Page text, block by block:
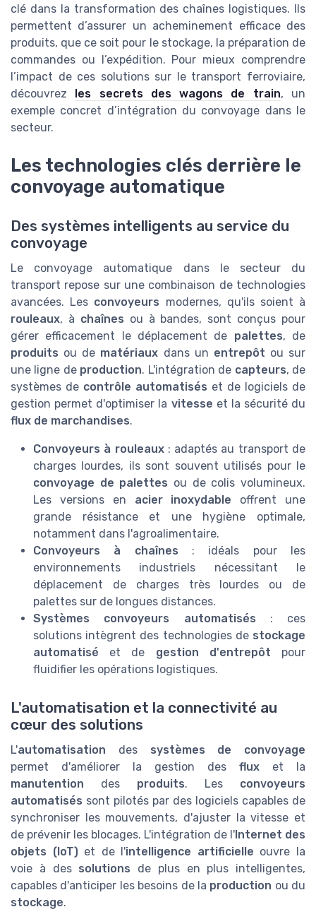
clé dans la transformation des chaînes logistiques. Ils
permettent d’assurer un acheminement efficace des
produits, que ce soit pour le stockage, la préparation de
commandes ou l’expédition. Pour mieux comprendre
l’impact de ces solutions sur le transport ferroviaire,
découvrez les secrets des wagons de train, un
exemple concret d’intégration du convoyage dans le
secteur.
Les technologies clés derrière le
convoyage automatique
Des systèmes intelligents au service du
convoyage
Le convoyage automatique dans le secteur du
transport repose sur une combinaison de technologies
avancées. Les convoyeurs modernes, qu'ils soient à
rouleaux, à chaînes ou à bandes, sont conçus pour
gérer efficacement le déplacement de palettes, de
produits ou de matériaux dans un entrepôt ou sur
une ligne de production. L'intégration de capteurs, de
systèmes de contrôle automatisés et de logiciels de
gestion permet d'optimiser la vitesse et la sécurité du
flux de marchandises.
Convoyeurs à rouleaux: adaptés au transport de
charges lourdes, ils sont souvent utilisés pour le
convoyage de palettes ou de colis volumineux.
Les versions en acier inoxydable offrent une
grande résistance et une hygiène optimale,
notamment dans l'agroalimentaire.
Convoyeurs à chaînes : idéals pour les
environnements industriels nécessitant le
déplacement de charges très lourdes ou de
palettes sur de longues distances.
Systèmes convoyeurs automatisés : ces
solutions intègrent des technologies de stockage
automatisé et de gestion d'entrepôt pour
fluidifier les opérations logistiques.
L'automatisation et la connectivité au
cœur des solutions
L'automatisation des systèmes de convoyage
permet d'améliorer la gestion des flux et la
manutention des produits. Les convoyeurs
automatisés sont pilotés par des logiciels capables de
synchroniser les mouvements, d'ajuster la vitesse et
de prévenir les blocages. L'intégration de l'Internet des
objets (IoT)et de l'intelligence artificielle ouvre la
voie à des solutions de plus en plus intelligentes,
capables d'anticiper les besoins de la production ou du
stockage.